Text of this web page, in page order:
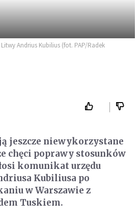
Andrius Kubilius (fot. PAP/Radek
jeszcze niewykorzystane
chęci poprawy stosunków
komunikat urzędu
Kubiliusa po
w Warszawie z
Tuskiem.